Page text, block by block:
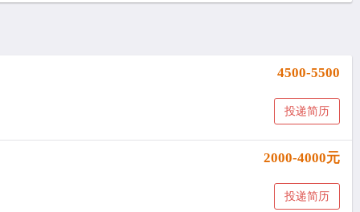
4500-5500
投递简历
2000-4000元
投递简历